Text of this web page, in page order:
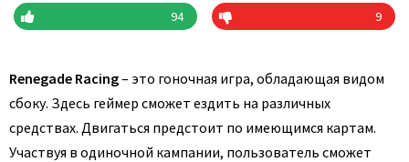
94 9
Renegade Racing– это гоночная игра, обладающая видом
сбоку. Здесь геймер сможет ездить на различных
средствах. Двигаться предстоит по имеющимся картам.
Участвуя в одиночной кампании, пользователь сможет